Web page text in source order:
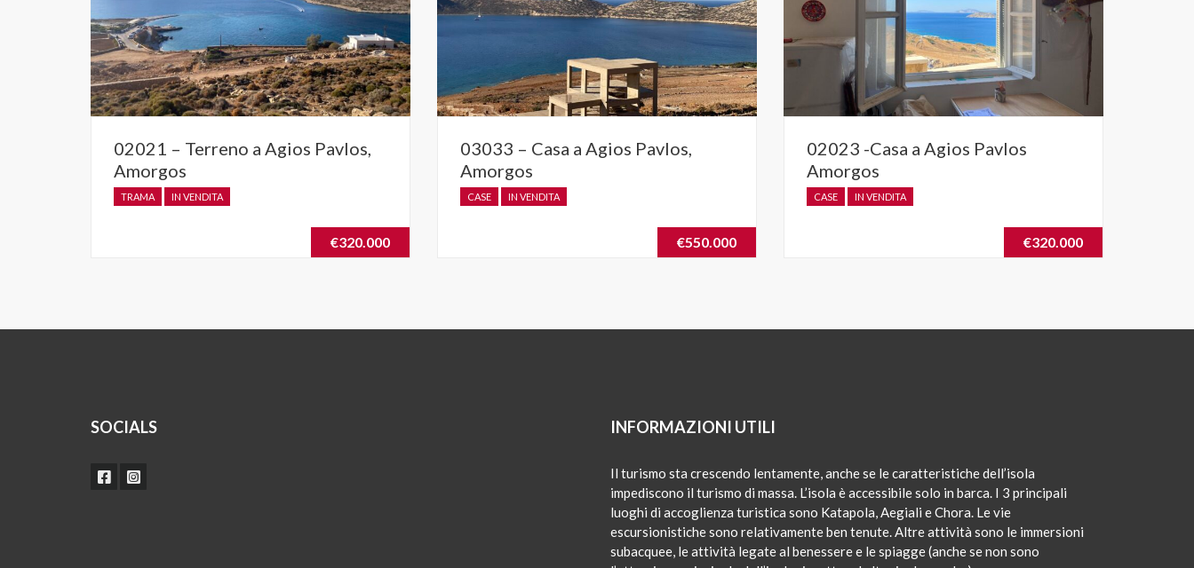
02021 – Terreno a Agios Pavlos,
Amorgos
TRAMA IN VENDITA
€320.000
03033 – Casa a Agios Pavlos,
Amorgos
CASE IN VENDITA
€550.000
02023 -Casa a Agios Pavlos
Amorgos
CASE IN VENDITA
€320.000
SOCIALS INFORMAZIONI UTILI
Il turismo sta crescendo lentamente, anche se le caratteristiche dell’isola
impediscono il turismo di massa. L’isola è accessibile solo in barca. I 3 principali
luoghi di accoglienza turistica sono Katapola, Aegiali e Chora. Le vie
escursionistiche sono relativamente ben tenute. Altre attività sono le immersioni
subacquee, le attività legate al benessere e le spiagge (anche se non sono